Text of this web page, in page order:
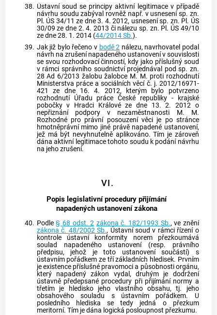
38. Ústavní soud se principy aktivní legitimace v případě
návrhu soudu zabýval rovněž např. v usnesení sp. zn.
Pl. ÚS 34/11 ze dne 3. 4. 2012, usnesení sp. zn. Pl. ÚS
30/09 ze dne 2. 4. 2013 či nálezu sp. zn. Pl. ÚS 49/10
ze dne 28. 1. 2014 (44/2014 Sb.).
39. Jak již bylo řečeno v bodě 2 nálezu, navrhovatel podal
návrh na zrušení napadeného ustanovení v souvislosti
se svou rozhodovací činností, kdy jako příslušný soud
v rámci správního soudnictví projednával pod sp. zn.
28 Ad 6/2013 žalobu žalobce M. M. proti rozhodnutí
Ministerstva práce a sociálních věcí č. j. 2012/16971-
421 ze dne 16. 4. 2012, kterým bylo potvrzeno
rozhodnutí Úřadu práce České republiky - krajské
pobočky v Hradci Králové ze dne 13. 2. 2012 o
nepřiznání podpory v nezaměstnanosti M. M.
Rozhodné pro právní posouzení věci je po stránce
hmotněprávní mimo jiné právě napadené ustanovení,
jež má být nevyhnutelně aplikováno. Tím je zároveň
dána aktivní legitimace tohoto soudu k podání návrhu
na jeho zrušení.
VI.
Popis legislativní procedury přijímání
napadených ustanovení zákona
40. Podle§ 68 odst. 2 zákona č. 182/1993 Sb., ve znění
zákona č. 48/2002 Sb., Ústavní soud v rámci řízení o
kontrole ústavní konformity norem přezkoumává
soulad napadeného ustanovení (resp. právního
předpisu, jehož je toto ustanovení součástí) s
ústavním pořádkem ze tří základních hledisek. Prvním
je existence příslušné pravomoci a působnosti orgánu,
který napadený zákon vydal, druhým je dodržení
ústavně předepsané procedury při přijímání normy a
třetím je hledisko jeho vlastního obsahu, tj. jeho
obsahového souladu s ústavním pořádkem. U
posledního hlediska se tedy jedná o přezkum
meritorní. Tím je dána logická posloupnost přezkumu.